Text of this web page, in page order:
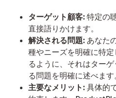
ターゲット顧客: 特定の
直接語りかけます。
解決される問題: あなた
種やニーズを明確に特
るように、それはター
る問題を明確に述べます
主要なメリット: 具体的